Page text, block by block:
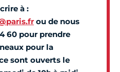
à :
ou de nous
60 pour prendre
pour la
sont ouverts le